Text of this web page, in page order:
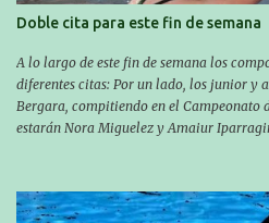
Doble cita para este fin de semana
A lo largo de este fin de semana los
diferentes citas: Por un lado, los junior y
Bergara, compitiendo en el Campeonato
estarán Nora Miguelez y Amaiur
sábado por la tarde a las 16:30. Por otro
en el polideportivo Antzizar de Beasain